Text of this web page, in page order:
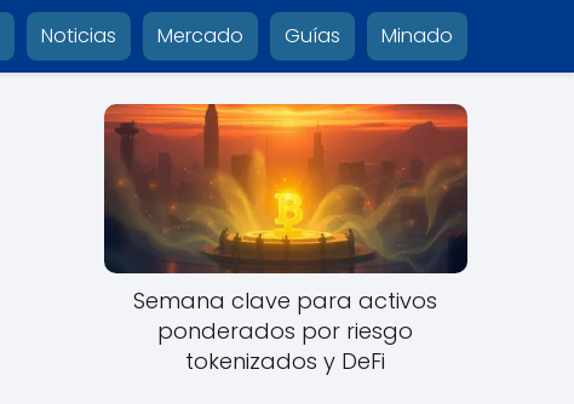
Noticias Mercado Guías Minado
Semana clave para activos
ponderados por riesgo
tokenizados y DeFi